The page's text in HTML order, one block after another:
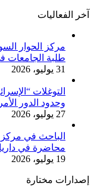
آخر الفعاليات
طلبة
31 يوليو، 2026
التوغلات
وحدود الدور
27 يوليو، 2026
الباحث في
محاضرة في
19 يوليو، 2026
إصدارات مختارة